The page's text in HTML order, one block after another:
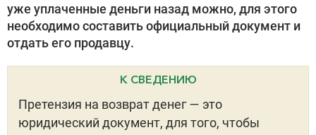
уже уплаченные деньги назад можно, для этого
необходимо составить официальный документ и
отдать его продавцу.
К СВЕДЕНИЮ
Претензия на возврат денег — это
юридический документ, для того, чтобы